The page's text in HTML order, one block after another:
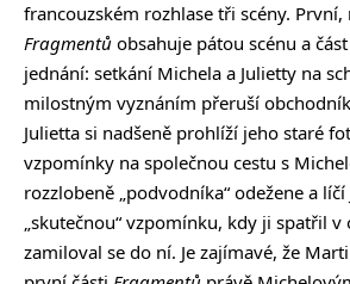
francouzském rozhlase tři scény. První,
Fragmentů obsahuje pátou scénu a
jednání: setkání Michela a Julietty na
milostným vyznáním přeruší
Julietta si nadšeně prohlíží jeho staré
vzpomínky na společnou cestu s
rozzlobeně „podvodníka“ odežene a
„skutečnou“ vzpomínku, kdy ji spatřil v
zamiloval se do ní. Je zajímavé, že